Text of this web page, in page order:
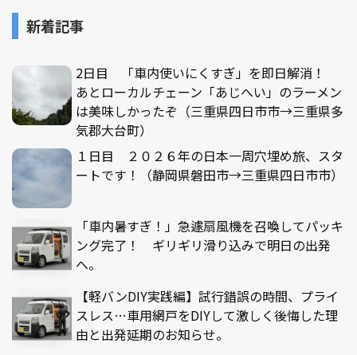
新着記事
2日目 「車内使いにくすぎ」を即日解消！
あとローカルチェーン「あじへい」のラーメン
は美味しかったぞ（三重県四日市市→三重県多
気郡大台町）
１日目 ２０２６年の日本一周穴埋め旅、スタ
ートです！（静岡県磐田市→三重県四日市市）
「車内暑すぎ！」急遽扇風機を召喚してパッキ
ング完了！ ギリギリ滑り込みで明日の出発
へ。
【軽バンDIY実践編】試行錯誤の時間、プライ
スレス…車用網戸をDIYして激しく後悔した理
由と出発延期のお知らせ。